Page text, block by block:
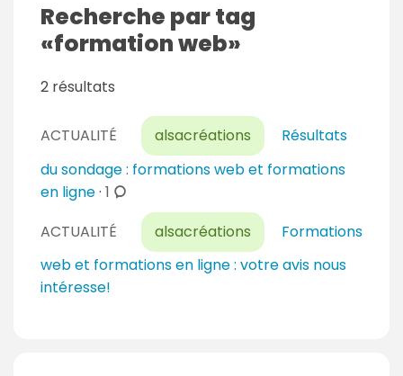
Recherche par tag
formation web
2 résultats
ACTUALITÉ alsacréations
Résultats
du sondage : formations web et formations
en ligne· 1 c
m
m
e
ACTUALITÉ alsacréations
Formations
web et formations en ligne : votre avis nous
intéresse!